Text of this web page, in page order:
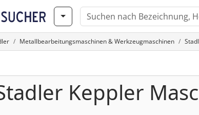
Metallbearbeitungsmaschinen & Werkzeugmaschinen
Keppler